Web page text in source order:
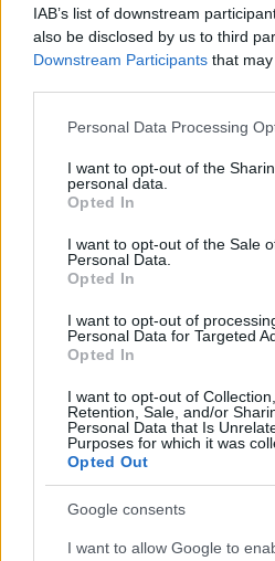
IAB’s list of downstream
also be disclosed by us to third
Downstream Participants that
Please note that this website/app
not limited to your visit or usage
grant or deny consent to Google
use your data for below specified
consent section.
Personal Data Processing
I want to opt-out of the
personal data.
Opted In
I want to opt-out of the Sale
Personal Data.
Opted In
I want to opt-out of
Personal Data for Targeted
Opted In
I want to opt-out of
Retention, Sale, and/or
Personal Data that Is
Purposes for which it was
Opted Out
Google consents
I want to allow Google to
Az idei év leglassabb
kiskereskedelemben
Györfi Mihály több tucat
kerékpárgyár dolgozóinak
41 fok fölé forrósodott az ország,
rekord is megdőlt
Egy telefonhívást akart, végül
A Tisza kormány minisztere
a közoktatásban – például az
munkáltatói jogaikat
Sok volt az igazolatlan hiányzás,
A Szolnok megyei gazdák nagyon
további üzemeltetését
Csendélet 5.0: alig
állapotban levő buszmegálló
élhető város